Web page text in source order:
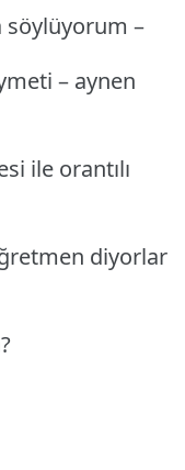
söylüyorum –
– aynen
ile orantılı
diyorlar